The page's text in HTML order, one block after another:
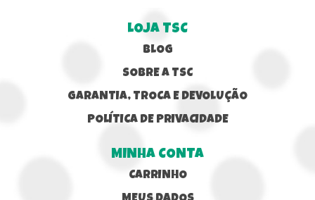
LOJA TSC
BLOG
SOBRE A TSC
GARANTIA, TROCA E DEVOLUÇÃO
POLÍTICA DE PRIVACIDADE
MINHA CONTA
CARRINHO